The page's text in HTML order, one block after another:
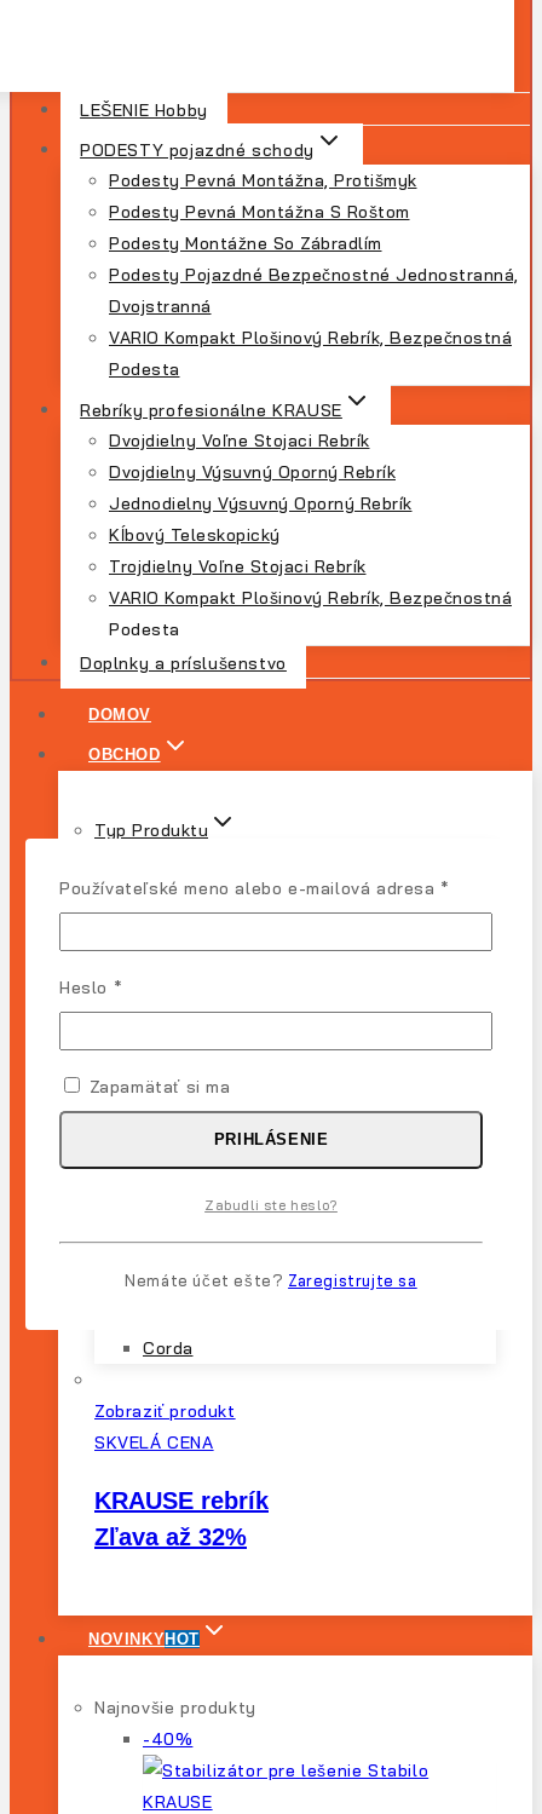
LEŠENIE Hobby
PODESTY pojazdné schody
Podesty Pevná Montážna, Protišmyk
Podesty Pevná Montážna S Roštom
Podesty Montážne So Zábradlím
Podesty Pojazdné Bezpečnostné Jednostranná,
Dvojstranná
VARIO Kompakt Plošinový Rebrík, Bezpečnostná
Podesta
Rebríky profesionálne KRAUSE
Dvojdielny Voľne Stojaci Rebrík
Dvojdielny Výsuvný Oporný Rebrík
Jednodielny Výsuvný Oporný Rebrík
Kĺbový Teleskopický
Trojdielny Voľne Stojaci Rebrík
VARIO Kompakt Plošinový Rebrík, Bezpečnostná
Podesta
Doplnky a príslušenstvo
DOMOV
OBCHOD
Typ Produktu
Rebríky
Doplnky
Dôležité
Pokladňa
Košík
Môj Účet
Monto
Corda
Zobraziť produkt
SKVELÁ CENA
KRAUSE rebrík
Zľava až 32%
NOVINKYHOT
Najnovšie produkty
-40%
na
predaj
Používateľské meno alebo e-mailová adresa *
Heslo *
Zapamätať si ma
PRIHLÁSENIE
Zabudli ste heslo?
Nemáte účet ešte? Zaregistrujte sa